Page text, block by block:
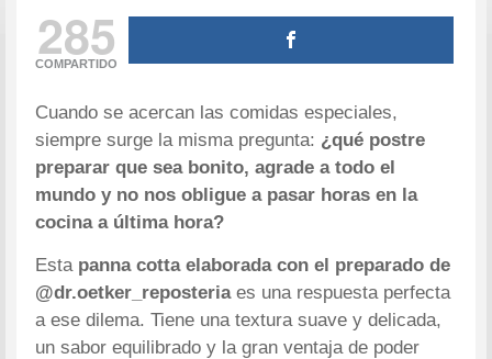
285
COMPARTIDO
Cuando se acercan las comidas especiales,
siempre surge la misma pregunta: ¿qué postre
preparar que sea bonito, agrade a todo el
mundo y no nos obligue a pasar horas en la
cocina a última hora?
Esta panna cotta elaborada con el preparado de
@dr.oetker_reposteriaes una respuesta perfecta
a ese dilema. Tiene una textura suave y delicada,
un sabor equilibrado y la gran ventaja de poder